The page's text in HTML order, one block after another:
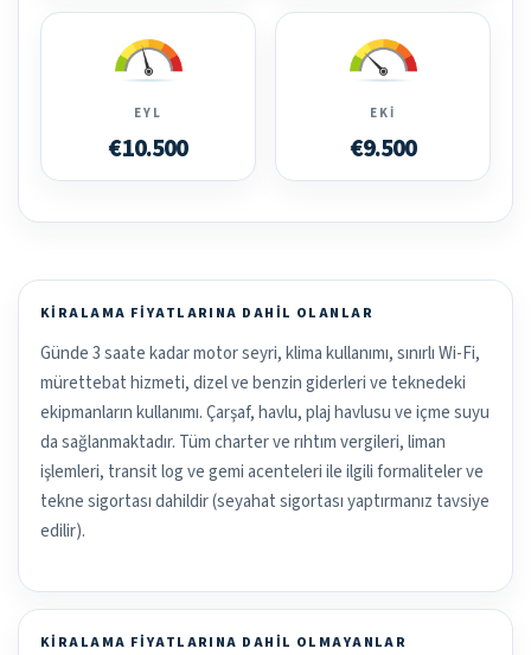
EYL
€10.500
EKI
€9.500
KIRALAMA FIYATLARINA DAHIL OLANLAR
Günde 3 saate kadar motor seyri, klima kullanımı, sınırlı Wi-Fi,
mürettebat hizmeti, dizel ve benzin giderleri ve teknedeki
ekipmanların kullanımı. Çarşaf, havlu, plaj havlusu ve içme suyu
da sağlanmaktadır. Tüm charter ve rıhtım vergileri, liman
işlemleri, transit log ve gemi acenteleri ile ilgili formaliteler ve
tekne sigortası dahildir (seyahat sigortası yaptırmanız tavsiye
edilir).
KIRALAMA FIYATLARINA DAHIL OLMAYANLAR